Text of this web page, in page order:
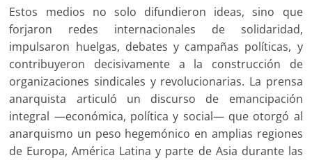
Estos medios no solo difundieron ideas, sino que
forjaron redes internacionales de solidaridad,
impulsaron huelgas, debates y campañas políticas, y
contribuyeron decisivamente a la construcción de
organizaciones sindicales y revolucionarias. La prensa
anarquista articuló un discurso de emancipación
integral —económica, política y social— que otorgó al
anarquismo un peso hegemónico en amplias regiones
de Europa, América Latina y parte de Asia durante las